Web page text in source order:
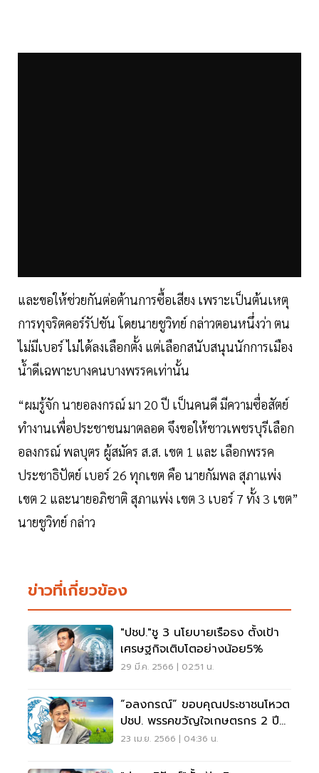
และขอให้ช่วยกันต่อต้านการซื้อเสียง เพราะเป็นต้นเหตุ
การทุจริตคอร์รัปชัน โดยนายชูวิทย์ กล่าวตอนหนึ่งว่า ตน
ไม่มีเบอร์ ไม่ได้ลงเลือกตั้ง แต่เลือกสนับสนุนนักการเมือง
น้ำดีเฉพาะบางคนบางพรรคเท่านั้น
“ผมรู้จัก นายอลงกรณ์ มา 20 ปี เป็นคนดี มีความซื่อสัตย์
ทำงานเพื่อประชาชนมาตลอด จึงขอให้ชาวเพชรบุรีเลือก
อลงกรณ์ พลบุตร ผู้สมัคร ส.ส. เขต 1 และ เลือกพรรค
ประชาธิปัตย์ เบอร์ 26 ทุกเขต คือ นายกัมพล สุภาแพ่ง
เขต 2 และนายอภิชาติ สุภาแพ่ง เขต 3 เบอร์ 7 ทั้ง 3 เขต”
นายชูวิทย์ กล่าว
ข่าวที่เกี่ยวข้อง
"ปชป."ชู 3 นโยบายเรือธง ตั้งเป้า
เศรษฐกิจเติบโตอย่างน้อย5%
29 มี.ค. 2566 | 02:51 น.
“อลงกรณ์” ขอบคุณประชาชนโหวต
ปชป. พรรคขวัญใจเกษตรกร 2 ปี
ซ้อน
23 เม.ย. 2566 | 04:36 น.